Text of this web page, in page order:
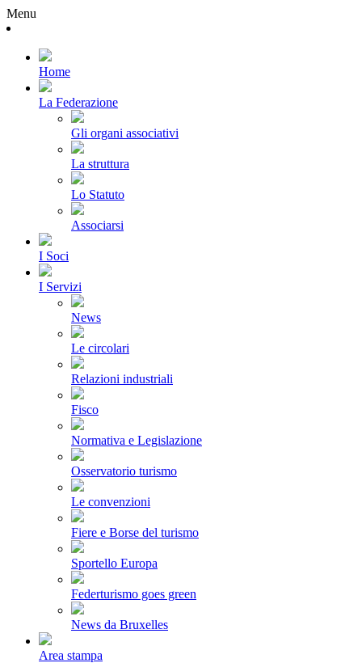
Menu
Home
La Federazione
Gli organi associativi
La struttura
Lo Statuto
Associarsi
I Soci
I Servizi
News
Le circolari
Relazioni industriali
Fisco
Normativa e Legislazione
Osservatorio turismo
Le convenzioni
Fiere e Borse del turismo
Sportello Europa
Federturismo goes green
News da Bruxelles
Area stampa